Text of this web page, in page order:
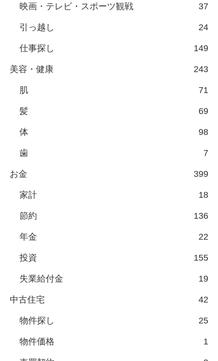
映画・テレビ・スポーツ観戦 37
引っ越し 24
仕事探し 149
美容・健康 243
肌 71
髪 69
体 98
歯 7
お金 399
家計 18
節約 136
年金 22
投資 155
失業給付金 19
中古住宅 42
物件探し 25
物件価格 1